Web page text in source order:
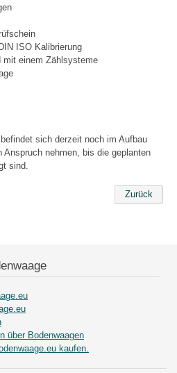
ISO Kalibrierung
mit einem Zählsysteme
befindet sich derzeit noch im Aufbau
nehmen, bis die geplanten
sind.
Zurück
über Bodenwaagen
kaufen.